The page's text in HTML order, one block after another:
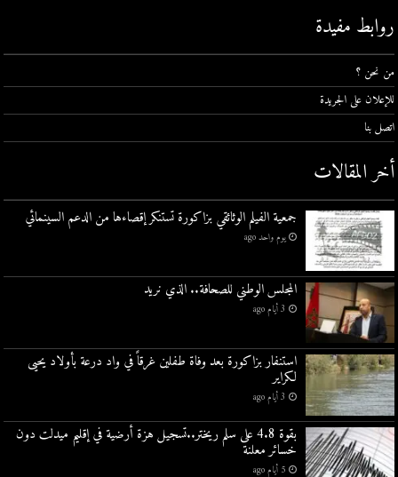
روابط مفيدة
من نحن ؟
للإعلان على الجريدة
اتصل بنا
أخر المقالات
جمعية الفيلم الوثائقي بزاكورة تستنكر إقصاءها من الدعم السينمائي
يوم واحد ago
المجلس الوطني للصحافة.. الذي نريد
3 أيام ago
استنفار بزاكورة بعد وفاة طفلين غرقاً في واد درعة بأولاد يحيى
لكراير
3 أيام ago
بقوة 4.8 على سلم ريختر..تسجيل هزة أرضية في إقليم ميدلت دون
خسائر معلنة
5 أيام ago